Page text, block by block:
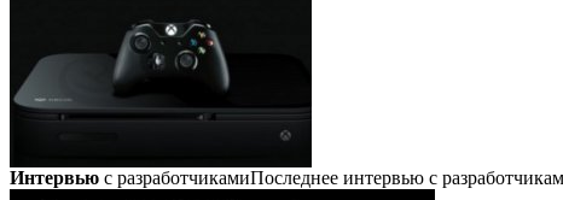
Интервью с разработчикамиПоследнее интервью с